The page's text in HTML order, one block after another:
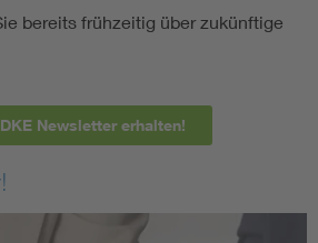
bereits frühzeitig über zukünftige
Newsletter erhalten!